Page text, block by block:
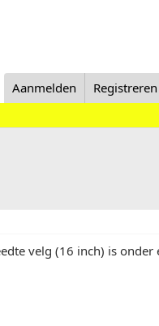
Aanmelden Registreren
velg (16 inch) is onder